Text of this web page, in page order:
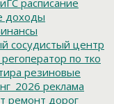
доходы
сосудистый центр
регоператор по тко
резиновые
реклама
ремонт дорог